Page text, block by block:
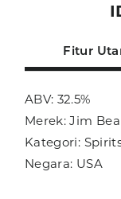
Fitur
ABV: 32.5%
Merek: Jim
Kategori:
Negara: USA